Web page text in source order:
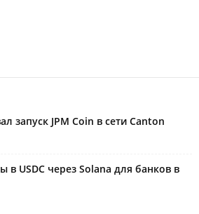
запуск JPM Coin в сети Canton
в USDC через Solana для банков в